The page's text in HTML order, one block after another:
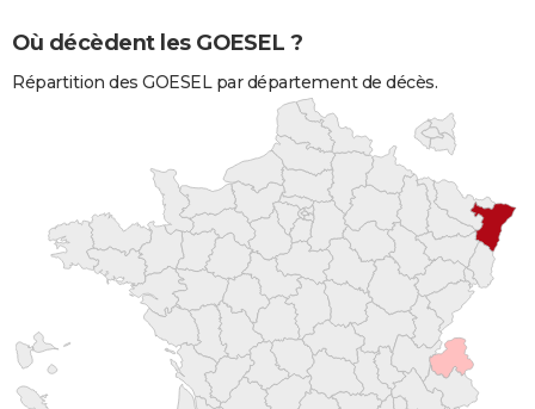
Où décèdent les GOESEL ?
Répartition des GOESEL par département de décès.